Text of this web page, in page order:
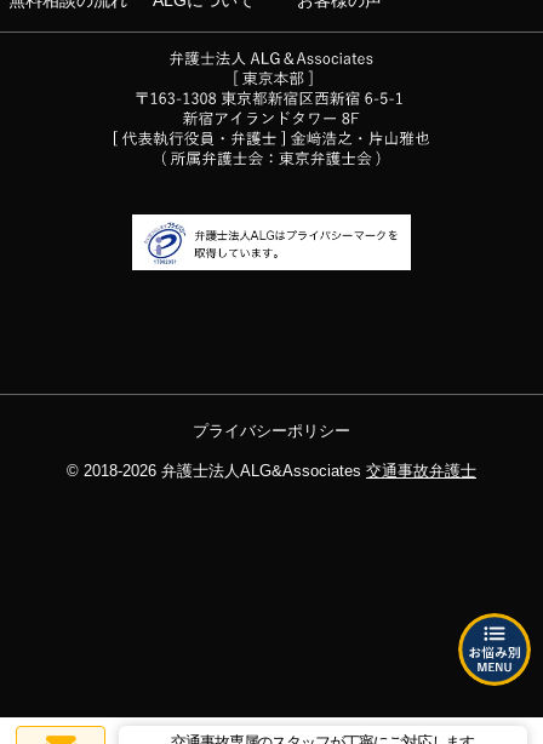
プライバシーポリシー
© 2018-2026 弁護士法人ALG&Associates 交通事故弁護士